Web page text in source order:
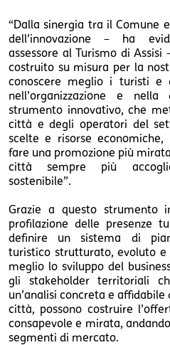
“Dalla sinergia tra il Comune
dell’innovazione – ha
assessore al Turismo di
costruito su misura per la
conoscere meglio i turisti
nell’organizzazione e
strumento innovativo, che
città e degli operatori del
scelte e risorse
fare una promozione più
città sempre più
sostenibile”.
Grazie a questo strumento
profilazione delle presenze
definire un sistema di
turistico strutturato, evoluto e
meglio lo sviluppo del
gli stakeholder territoriali
un’analisi concreta e
città, possono costruire
consapevole e mirata,
segmenti di mercato.